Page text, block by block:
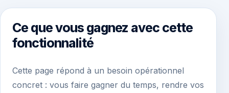
Ce que vous gagnez avec cette
fonctionnalité
Cette page répond à un besoin opérationnel
concret : vous faire gagner du temps, rendre vos